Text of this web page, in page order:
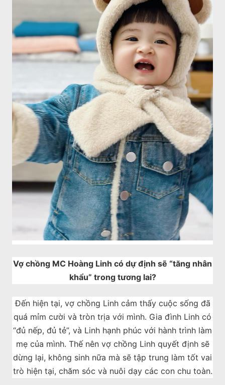
Vợ chồng MC Hoàng Linh có dự định sẽ “tăng nhân
khẩu” trong tương lai?
Đến hiện tại, vợ chồng Linh cảm thấy cuộc sống đã
quá mỉm cười và tròn trịa với mình. Gia đình Linh có
“đủ nếp, đủ tẻ”, và Linh hạnh phúc với hành trình làm
mẹ của mình. Thế nên vợ chồng Linh quyết định sẽ
dừng lại, không sinh nữa mà sẽ tập trung làm tốt vai
trò hiện tại, chăm sóc và nuôi dạy các con chu toàn.